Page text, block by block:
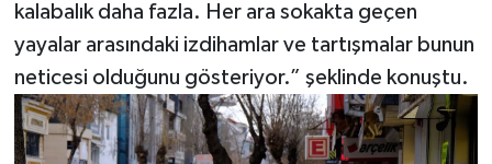
kalabalık daha fazla. Her ara sokakta geçen
yayalar arasındaki izdihamlar ve tartışmalar bunun
neticesi olduğunu gösteriyor.” şeklinde konuştu.